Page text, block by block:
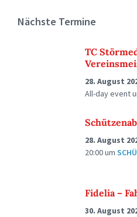
Nächste Termine
TC
28. August
All-day event
28. August
20:00um
Fidelia –
30. August